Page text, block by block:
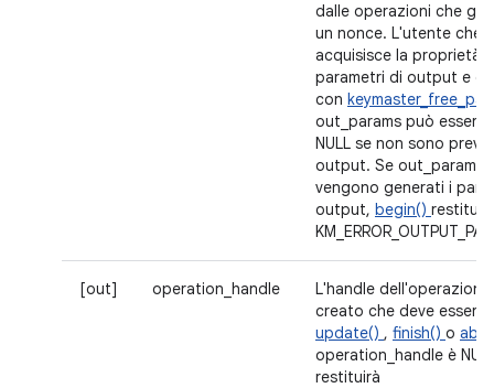
dalle operazioni che
un nonce. L'utente che
acquisisce la proprietà
parametri di output e
con
out_params può essere
NULL se non sono
output. Se out_params
vengono generati i
output, begin()
[out] operation_handle
L'handle
creato che deve essere
update() , finish() o
operation_handle è
restituirà